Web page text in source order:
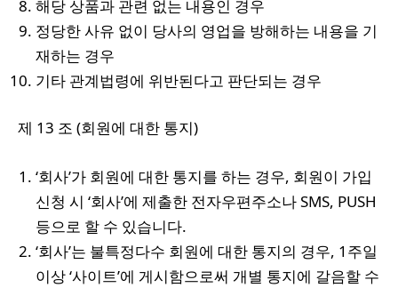
해당 상품과 관련 없는 내용인 경우
정당한 사유 없이 당사의 영업을 방해하는 내용을 기
재하는 경우
기타 관계법령에 위반된다고 판단되는 경우
제 13 조 (회원에 대한 통지)
‘회사’가 회원에 대한 통지를 하는 경우, 회원이 가입
신청 시 ‘회사’에 제출한 전자우편주소나 SMS, PUSH
등으로 할 수 있습니다.
‘회사’는 불특정다수 회원에 대한 통지의 경우, 1주일
이상 ‘사이트’에 게시함으로써 개별 통지에 갈음할 수